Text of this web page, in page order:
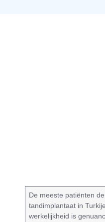
De meeste patiënten
tandimplantaat in
werkelijkheid is